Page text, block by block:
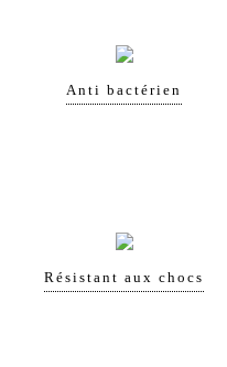
Anti bactérien
Résistant aux chocs